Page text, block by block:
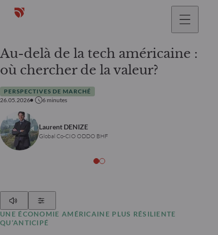
Au-delà de la tech américaine :
où chercher de la valeur?
PERSPECTIVES DE MARCHÉ
26.05.2026
6 minutes
Laurent DENIZE
Global Co-CIO ODDO BHF
UNE ÉCONOMIE AMÉRICAINE PLUS RÉSILIENTE
QU’ANTICIPÉ